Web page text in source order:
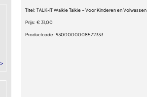
Titel: TALK-IT Walkie Talkie – Voor Kinderen en Volwassen
Prijs: € 31,00
Productcode: 9300000008572333